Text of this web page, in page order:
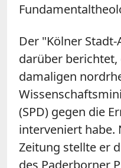
Der "Kölner
darüber berichtet,
damaligen
(SPD) gegen die
interveniert habe.
Zeitung stellte er
des Paderborner